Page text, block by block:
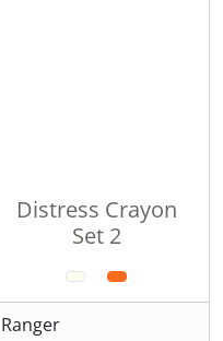
Distress Crayon
Set 2
Ranger